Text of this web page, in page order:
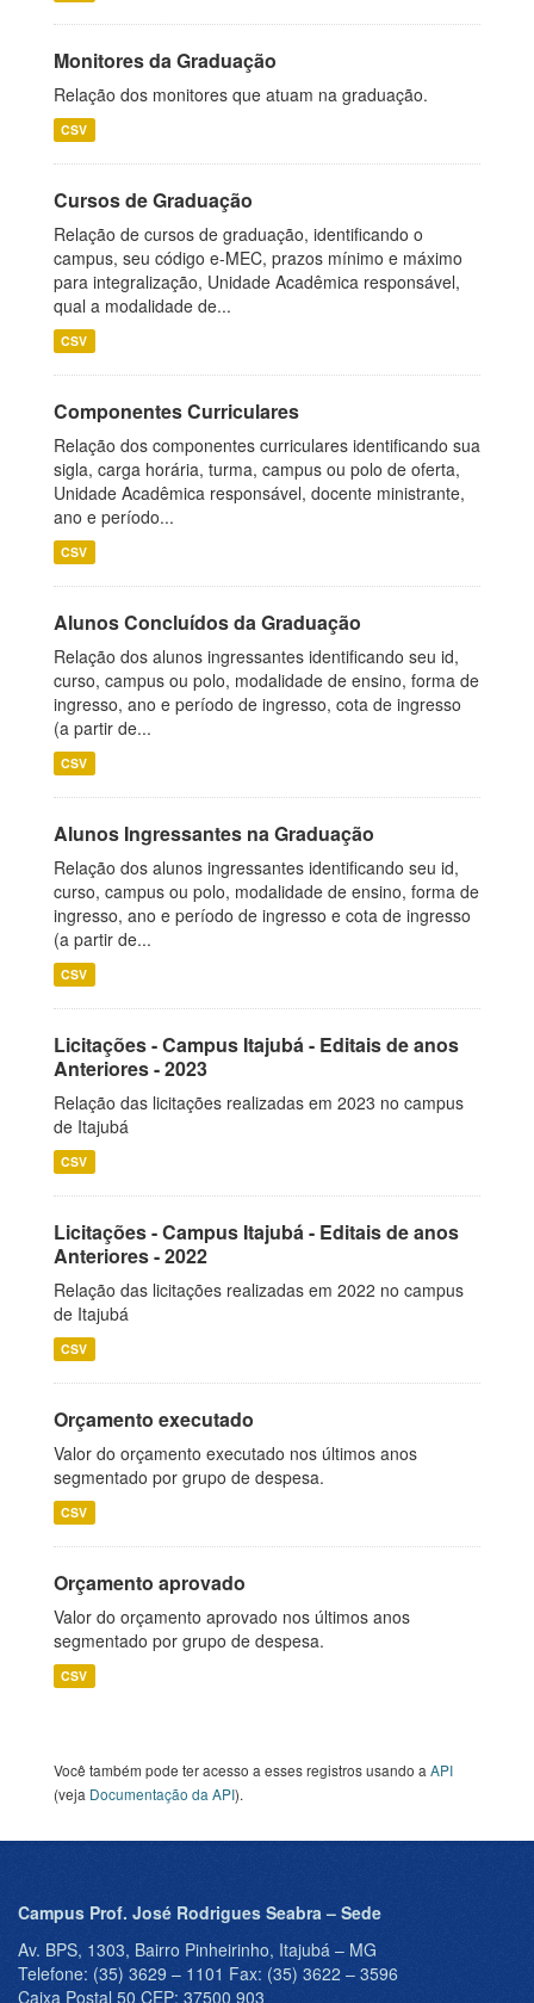
Monitores da Graduação
Relação dos monitores que atuam na graduação.
CSV
Cursos de Graduação
Relação de cursos de graduação, identificando o
campus, seu código e-MEC, prazos mínimo e máximo
para integralização, Unidade Acadêmica responsável,
qual a modalidade de...
CSV
Componentes Curriculares
Relação dos componentes curriculares identificando sua
sigla, carga horária, turma, campus ou polo de oferta,
Unidade Acadêmica responsável, docente ministrante,
ano e período...
CSV
Alunos Concluídos da Graduação
Relação dos alunos ingressantes identificando seu id,
curso, campus ou polo, modalidade de ensino, forma de
ingresso, ano e período de ingresso, cota de ingresso
(a partir de...
CSV
Alunos Ingressantes na Graduação
Relação dos alunos ingressantes identificando seu id,
curso, campus ou polo, modalidade de ensino, forma de
ingresso, ano e período de ingresso e cota de ingresso
(a partir de...
CSV
Licitações - Campus Itajubá - Editais de anos
Anteriores - 2023
Relação das licitações realizadas em 2023 no campus
de Itajubá
CSV
Licitações - Campus Itajubá - Editais de anos
Anteriores - 2022
Relação das licitações realizadas em 2022 no campus
de Itajubá
CSV
Orçamento executado
Valor do orçamento executado nos últimos anos
segmentado por grupo de despesa.
CSV
Orçamento aprovado
Valor do orçamento aprovado nos últimos anos
segmentado por grupo de despesa.
CSV
Você também pode ter acesso a esses registros usando a API
(veja Documentação da API).
Campus Prof. José Rodrigues Seabra – Sede
Av. BPS, 1303, Bairro Pinheirinho, Itajubá – MG
Telefone: (35) 3629 – 1101 Fax: (35) 3622 – 3596
Caixa Postal 50 CEP: 37500 903